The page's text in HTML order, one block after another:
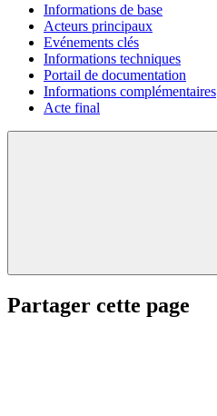
Informations de base
Acteurs principaux
Evénements clés
Informations techniques
Portail de documentation
Informations complémentaires
Acte final
Partager cette page